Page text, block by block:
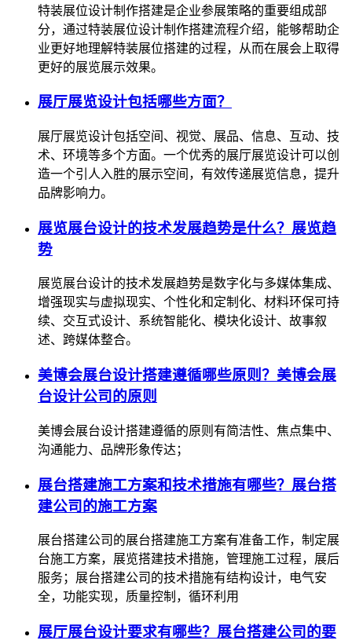
特装展位设计制作搭建是企业参展策略的重要组成部
分，通过特装展位设计制作搭建流程介绍，能够帮助企
业更好地理解特装展位搭建的过程，从而在展会上取得
更好的展览展示效果。
展厅展览设计包括哪些方面？
展厅展览设计包括空间、视觉、展品、信息、互动、技
术、环境等多个方面。一个优秀的展厅展览设计可以创
造一个引人入胜的展示空间，有效传递展览信息，提升
品牌影响力。
展览展台设计的技术发展趋势是什么？展览趋
势
展览展台设计的技术发展趋势是数字化与多媒体集成、
增强现实与虚拟现实、个性化和定制化、材料环保可持
续、交互式设计、系统智能化、模块化设计、故事叙
述、跨媒体整合。
美博会展台设计搭建遵循哪些原则？美博会展
台设计公司的原则
美博会展台设计搭建遵循的原则有简洁性、焦点集中、
沟通能力、品牌形象传达；
展台搭建施工方案和技术措施有哪些？展台搭
建公司的施工方案
展台搭建公司的展台搭建施工方案有准备工作，制定展
台施工方案，展览搭建技术措施，管理施工过程，展后
服务；展台搭建公司的技术措施有结构设计，电气安
全，功能实现，质量控制，循环利用
展厅展台设计要求有哪些？展台搭建公司的要